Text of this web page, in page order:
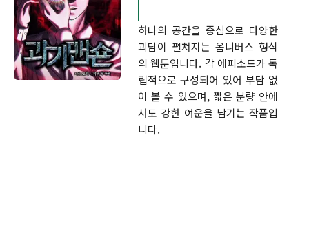
하나의 공간을 중심으로 다양한
괴담이 펼쳐지는 옴니버스 형식
의 웹툰입니다. 각 에피소드가 독
립적으로 구성되어 있어 부담 없
이 볼 수 있으며, 짧은 분량 안에
서도 강한 여운을 남기는 작품입
니다.